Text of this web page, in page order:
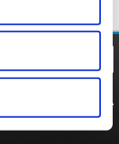
POLITYKA